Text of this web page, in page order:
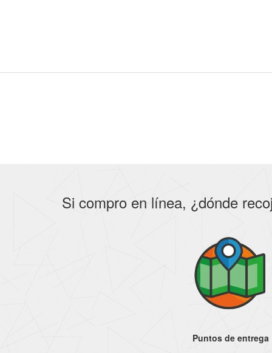
Si compro en línea, ¿dónde
Puntos de entrega